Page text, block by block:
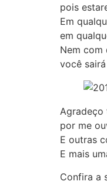
pois
Em
em
Nem com
você
Agradeço
por me
E outras
E mais
Confira a